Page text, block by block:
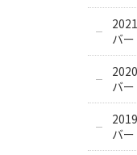
バー
バー
バー